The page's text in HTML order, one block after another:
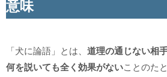
意味
「犬に論語」とは、道理の通じない相
何を説いても全く効果がないことのた